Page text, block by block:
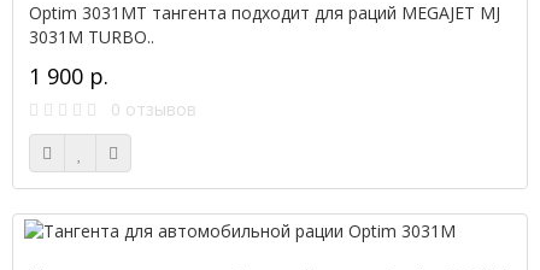
Optim 3031MT тангента подходит для раций MEGAJET MJ
3031M TURBO..
1 900 р.
0 отзывов